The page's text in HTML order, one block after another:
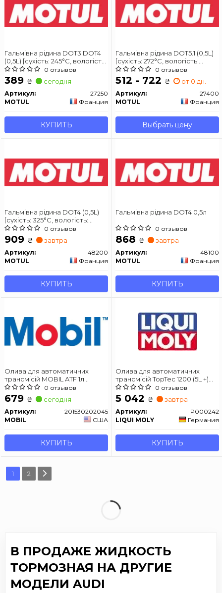
Гальмівна рідина DOT3 DOT4
(0,5L) [сухість: 245°C, вологість:
160°C, в\'язкість: 1350мм²/с] SAE
J1703, ISO/DIN 4925 FMVSS 116
DOT3 FMVSS 116 DOT4,
0 отзывов
389 ₴ сегодня
Артикул:
27250
MOTUL
Франция
КУПИТЬ
Гальмівна рідина DOT5.1 (0,5L)
[сухість: 272°C, вологість:
185°C, в\'язкість: 820мм²/с] SAE
J1703, ISO/DIN 4925 FMVSS 116
DOT3 FMVSS 116 DOT4,
0 отзывов
512 - 722 ₴ от 0 дн.
Артикул:
27400
MOTUL
Франция
Выбрать цену
Гальмівна рідина DOT4 (0,5L)
[сухість: 325°C, вологість:
205°C, в\'язкість: 1698мм²/с]
SAE J1703 J1704, ISO/DIN 4925
0 отзывов
909 ₴ завтра
Артикул:
48200
MOTUL
Франция
КУПИТЬ
Гальмівна рідина DOT4 0,5л
0 отзывов
868 ₴ завтра
Артикул:
48100
MOTUL
Франция
КУПИТЬ
Олива для автоматичних
трансмісій MOBIL ATF 1л
DEXRON VI Синтетична (EN)
6/7/8 SPEED AT
0 отзывов
679 ₴ сегодня
Артикул:
201530202045
MOBIL
США
КУПИТЬ
Олива для автоматичних
трансмісій TopTec 1200 (5L +)
ALLISON C4 ALLISON TES-295
BMW ETL 7045 E BMW ETL 8072
B BMW LA 2634 BMW LT 71141
CATERPILLAR TO-2 CHRYSLER
ATF +3 CHRYSLER ATF +4
0 отзывов
5 042 ₴ завтра
Артикул:
P000242
LIQUI MOLY
Германия
КУПИТЬ
1 2
В ПРОДАЖЕ ЖИДКОСТЬ
ТОРМОЗНАЯ НА ДРУГИЕ
МОДЕЛИ AUDI